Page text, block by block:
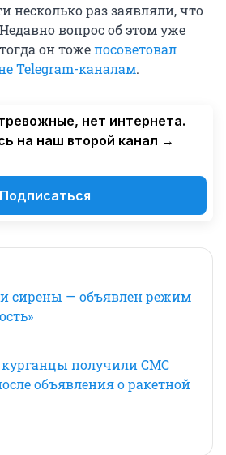
несколько раз заявляли, что
вопрос об этом уже
он тожепосоветовал
Telegram-каналам.
нет интернета.
на наш второй канал →
Подписаться
сирены — объявлен режим
получили СМС
объявления о ракетной